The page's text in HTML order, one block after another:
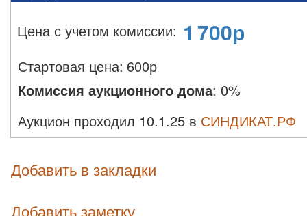
Цена с учетом комиссии: 1 700р
Стартовая цена: 600р
Комиссия аукционного дома: 0%
Аукцион проходил 10.1.25 в СИНДИКАТ.РФ
Добавить в закладки
Добавить заметку